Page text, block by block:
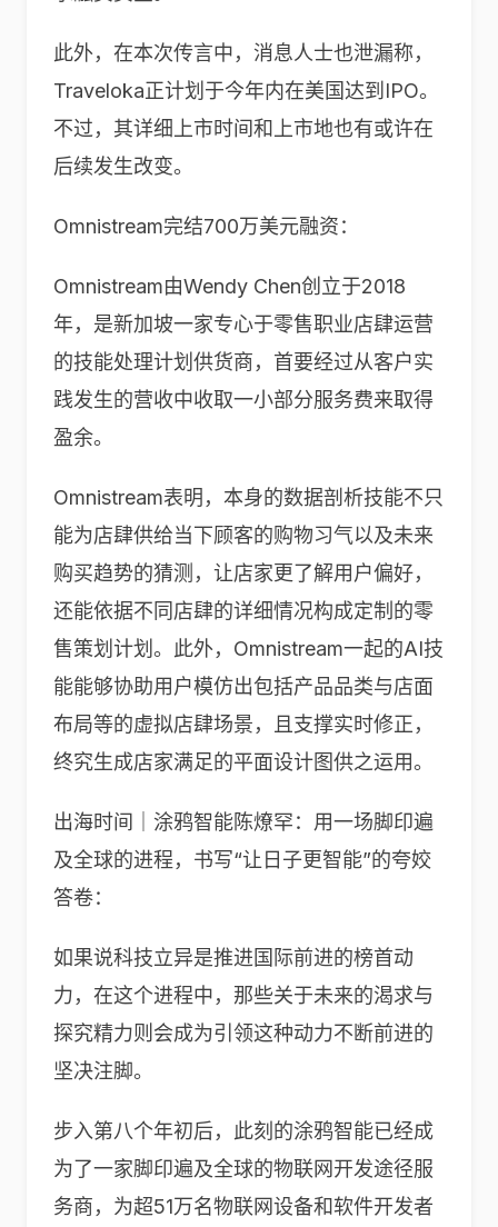
此外，在本次传言中，消息人士也泄漏称，
Traveloka正计划于今年内在美国达到IPO。
不过，其详细上市时间和上市地也有或许在
后续发生改变。
Omnistream完结700万美元融资：
Omnistream由Wendy Chen创立于2018
年，是新加坡一家专心于零售职业店肆运营
的技能处理计划供货商，首要经过从客户实
践发生的营收中收取一小部分服务费来取得
盈余。
Omnistream表明，本身的数据剖析技能不只
能为店肆供给当下顾客的购物习气以及未来
购买趋势的猜测，让店家更了解用户偏好，
还能依据不同店肆的详细情况构成定制的零
售策划计划。此外，Omnistream一起的AI技
能能够协助用户模仿出包括产品品类与店面
布局等的虚拟店肆场景，且支撑实时修正，
终究生成店家满足的平面设计图供之运用。
出海时间｜涂鸦智能陈燎罕：用一场脚印遍
及全球的进程，书写“让日子更智能”的夸姣
答卷：
如果说科技立异是推进国际前进的榜首动
力，在这个进程中，那些关于未来的渴求与
探究精力则会成为引领这种动力不断前进的
坚决注脚。
步入第八个年初后，此刻的涂鸦智能已经成
为了一家脚印遍及全球的物联网开发途径服
务商，为超51万名物联网设备和软件开发者